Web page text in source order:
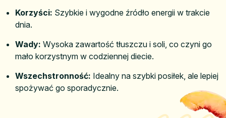
Korzyści: Szybkie i wygodne źródło energii w trakcie
dnia.
Wady: Wysoka zawartość tłuszczu i soli, co czyni go
mało korzystnym w codziennej diecie.
Wszechstronność: Idealny na szybki posiłek, ale lepiej
spożywać go sporadycznie.